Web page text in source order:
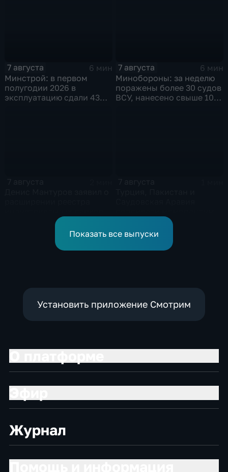
7 августа
6 мин
Минстрой: в первом
полугодии 2026 в
эксплуатацию сдали 43
7 августа
6 мин
Минобороны: за неделю
поражены более 30 судов
ВСУ, нанесено свыше 10
Ярославской области
коллективной обороне
Показать все выпуски
Установить приложение Смотрим
Журнал